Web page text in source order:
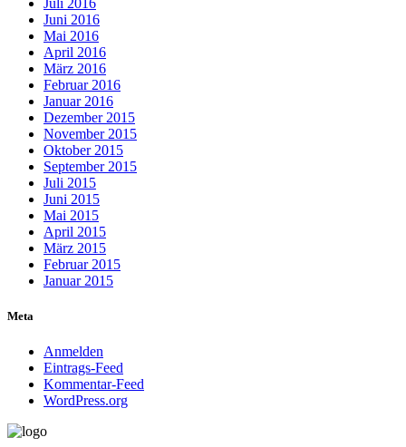
Juni 2016
Mai 2016
April 2016
März 2016
Februar 2016
Januar 2016
Dezember 2015
November 2015
Oktober 2015
September 2015
Juli 2015
Juni 2015
Mai 2015
April 2015
März 2015
Februar 2015
Januar 2015
Meta
Anmelden
Eintrags-Feed
Kommentar-Feed
WordPress.org